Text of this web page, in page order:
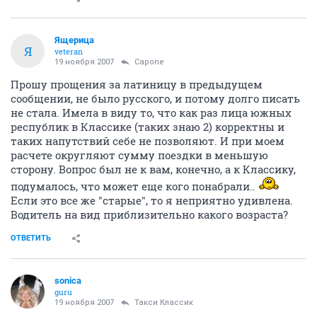
Я
Ящерица
veteran
19 ноября 2007 Capone
Прошу прощения за латиницу в предыдущем
сообщении, не было русского, и потому долго писать
не стала. Имела в виду то, что как раз лица южных
республик в Классике (таких знаю 2) корректны и
таких напутствий себе не позволяют. И при моем
расчете округляют сумму поездки в меньшую
сторону. Вопрос был не к вам, конечно, а к Классику,
подумалось, что может еще кого понабрали..
Если это все же "старые", то я неприятно удивлена.
Водитель на вид приблизительно какого возраста?
ОТВЕТИТЬ
sonica
guru
19 ноября 2007 Такси Классик